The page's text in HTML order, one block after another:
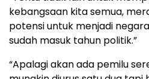
kebangsaan kita semua,
potensi untuk menjadi
sudah masuk tahun politik.”
“Apalagi akan ada pemilu